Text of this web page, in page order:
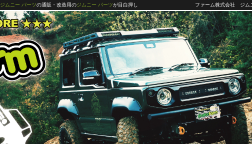
ジムニー パーツの通販・改造用のジムニー パーツが目白押し ファーム株式会社 ジ